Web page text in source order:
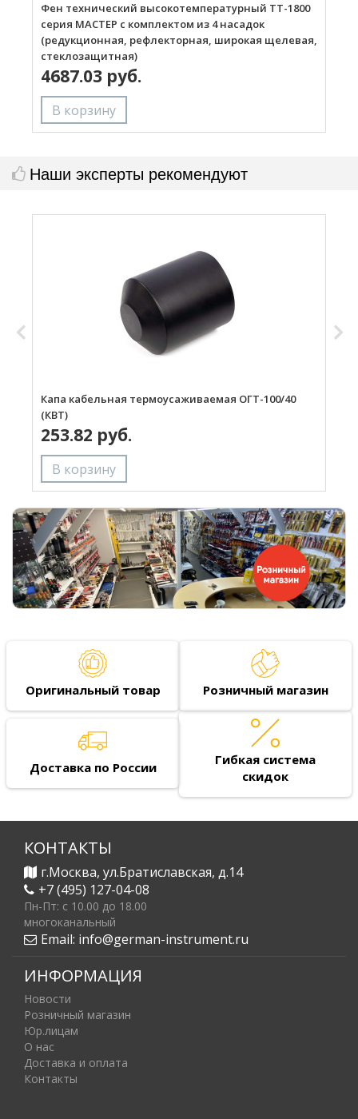
Фен технический высокотемпературный ТТ-1800
серия МАСТЕР с комплектом из 4 насадок
(редукционная, рефлекторная, широкая щелевая,
стеклозащитная)
4687.03 руб.
Наши эксперты рекомендуют
Капа кабельная термоусаживаемая ОГТ-100/40
(КВТ)
253.82 руб.
Оригинальный товар Розничный магазин
Доставка по России
Гибкая система
скидок
КОНТАКТЫ
г.Москва, ул.Братиславская, д.14
+7 (495) 127-04-08
Пн-Пт: c 10.00 до 18.00
многоканальный
Email: info@german-instrument.ru
ИНФОРМАЦИЯ
Новости
Розничный магазин
Юр.лицам
О нас
Доставка и оплата
Контакты